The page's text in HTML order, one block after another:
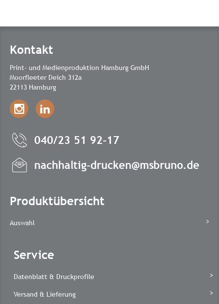
Kontakt
Print- und Medienproduktion Hamburg GmbH
Moorfleeter Deich 312a
22113 Hamburg
040/23 51 92-17
nachhaltig-drucken@msbruno.de
Produktübersicht
Auswahl
Service
Datenblatt & Druckprofile
Versand & Lieferung